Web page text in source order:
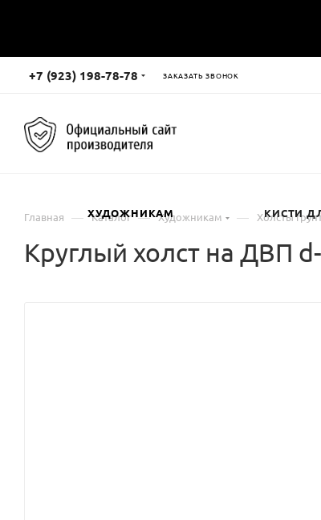
+7 (923) 198-78-78 ЗАКАЗАТЬ ЗВОНОК
ХУДОЖНИКАМ КИСТИ
Главная — Каталог — Художникам — Холсты
Круглый холст на ДВП